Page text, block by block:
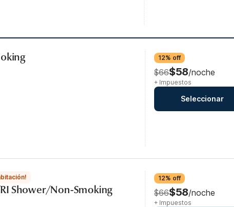
12% off
$66$58/noche
+ Impuestos
Seleccionar
Shower/Non-Smoking
12% off
$66$58/noche
+ Impuestos